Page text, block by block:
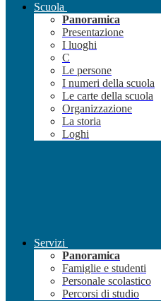
Scuola
Panoramica
Presentazione
I luoghi
C
Le persone
I numeri della scuola
Le carte della scuola
Organizzazione
La storia
Loghi
Servizi
Panoramica
Famiglie e studenti
Personale scolastico
Percorsi di studio